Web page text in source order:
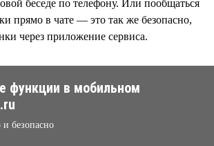
беседе по телефону. Или пообщаться
прямо в чате — это так же безопасно,
через приложение сервиса.
функции в мобильном
безопасно